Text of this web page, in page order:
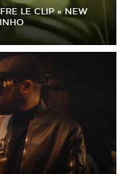
LE CLIP « NEW